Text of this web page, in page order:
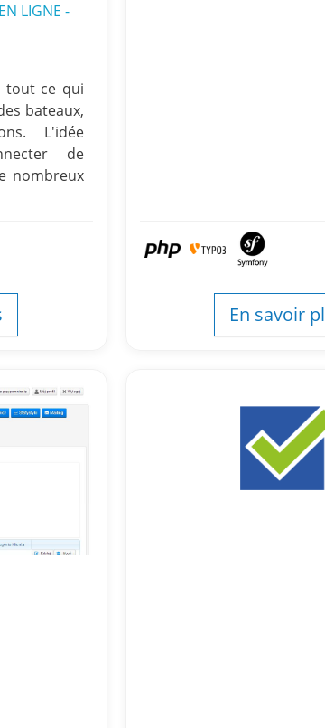
LIGNE -
tout ce qui
bateaux,
L'idée
de
nombreux
En savoir